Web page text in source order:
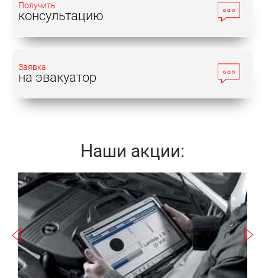
Получить
консультацию
Заявка
на эвакуатор
Наши акции:
Записаться